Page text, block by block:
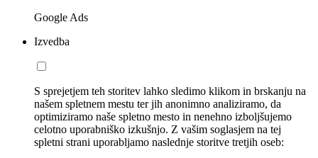
Google Ads
Izvedba
S sprejetjem teh storitev lahko sledimo klikom in brskanju na
našem spletnem mestu ter jih anonimno analiziramo, da
optimiziramo naše spletno mesto in nenehno izboljšujemo
celotno uporabniško izkušnjo. Z vašim soglasjem na tej
spletni strani uporabljamo naslednje storitve tretjih oseb: